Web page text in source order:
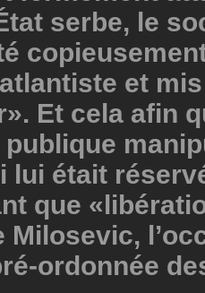
serbe, le
et
Et cela afin
publique
lui était
que
Milosevic,
ordonnée